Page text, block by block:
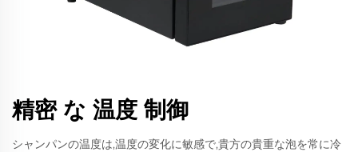
精密 な 温度 制御
シャンパンの温度は,温度の変化に敏感で,貴方の貴重な泡を常に冷